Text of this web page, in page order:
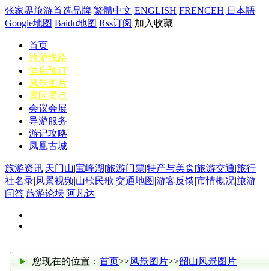
张家界旅游首选品牌 繁體中文 ENGLISH FRENCEH 日本語
Google地图 Baidu地图 Rss订阅 加入收藏
首页
旅游线路
酒店预订
风景图片
景区景点
会议会展
导游服务
游记攻略
凤凰古城
旅游资讯|天门山|宝峰湖|旅游门票|特产与美食|旅游交通|旅行
社名录|风景视频|山歌民歌|交通地图|游客反馈|市情概况|旅游
问答|旅游论坛|阿凡达
您现在的位置： 首页>>风景图片>>韶山风景图片